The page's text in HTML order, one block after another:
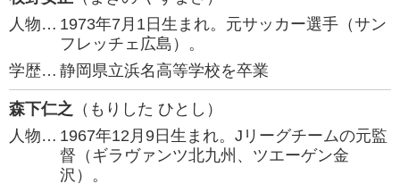
人物… 1973年7月1日生まれ。元サッカー選手（サン
フレッチェ広島）。
学歴… 静岡県立浜名高等学校を卒業
森下仁之 （もりした ひとし）
人物… 1967年12月9日生まれ。Jリーグチームの元監
督（ギラヴァンツ北九州、ツエーゲン金
沢）。